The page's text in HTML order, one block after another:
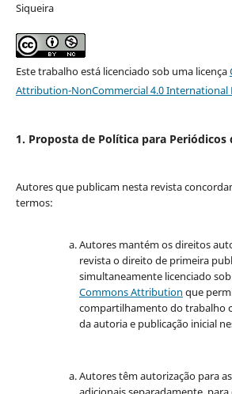
Siqueira
Este trabalho está licenciado sob uma licença
Attribution-NonCommercial 4.0 International
1. Proposta de Política para Periódicos
Autores que publicam nesta revista
termos:
Autores mantém os direitos
revista o direito de primeira
simultaneamente licenciado
Commons Attribution que
compartilhamento do trabalho
da autoria e publicação inicial
Autores têm autorização para